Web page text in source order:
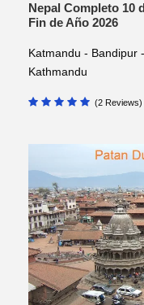
Nepal Completo 10
Fin de Año 2026
Katmandu - Bandipur
Kathmandu
(2 Reviews)